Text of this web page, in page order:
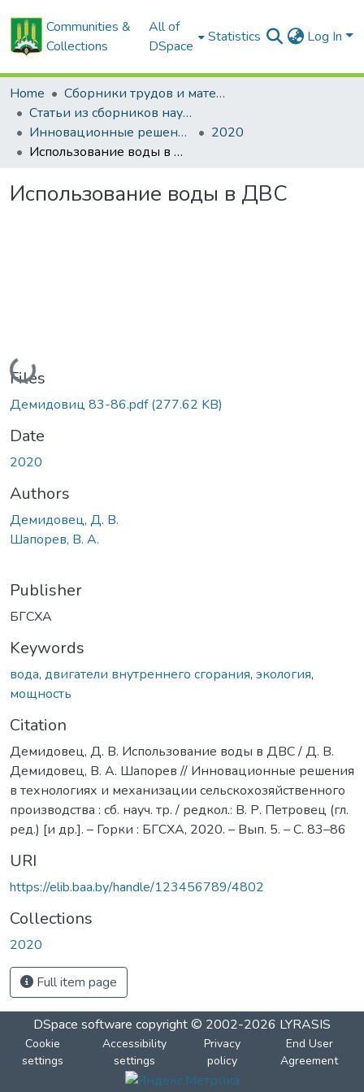
Communities &
Collections
All of
DSpace
Statistics Log In
Home
Сборники трудов и материалов конференций
Статьи из сборников научных трудов
Инновационные решения в технологиях и механизации сельскохозяйственного производства
2020
Использование воды в ДВС
Использование воды в ДВС
Loading...
Files
Демидовиц 83-86.pdf(277.62 KB)
Date
2020
Authors
Демидовец, Д. В.
Шапорев, В. А.
Publisher
БГСХА
Keywords
вода, двигатели внутреннего сгорания, экология,
мощность
Citation
Демидовец, Д. В. Использование воды в ДВС / Д. В.
Демидовец, В. А. Шапорев // Инновационные решения
в технологиях и механизации сельскохозяйственного
производства : сб. науч. тр. / редкол.: В. Р. Петровец (гл.
ред.) [и др.]. – Горки : БГСХА, 2020. – Вып. 5. – С. 83–86
URI
https://elib.baa.by/handle/123456789/4802
Collections
2020
Full item page
DSpace software copyright © 2002-2026 LYRASIS
Cookie
settings
Accessibility
settings
Privacy
policy
End User
Agreement